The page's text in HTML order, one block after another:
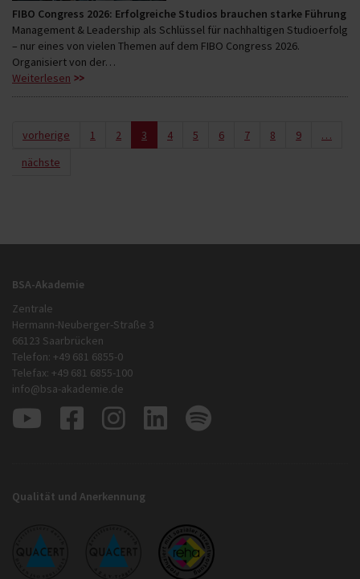
FIBO Congress 2026: Erfolgreiche Studios brauchen starke Führung
Management & Leadership als Schlüssel für nachhaltigen Studioerfolg
– nur eines von vielen Themen auf dem FIBO Congress 2026.
Organisiert von der…
Weiterlesen
vorherige 1 2 3 4 5 6 7 8 9
…
nächste
BSA-Akademie
Zentrale
Hermann-Neuberger-Straße 3
66123 Saarbrücken
Telefon: +49 681 6855-0
Telefax: +49 681 6855-100
info@bsa-akademie.de
Qualität und Anerkennung